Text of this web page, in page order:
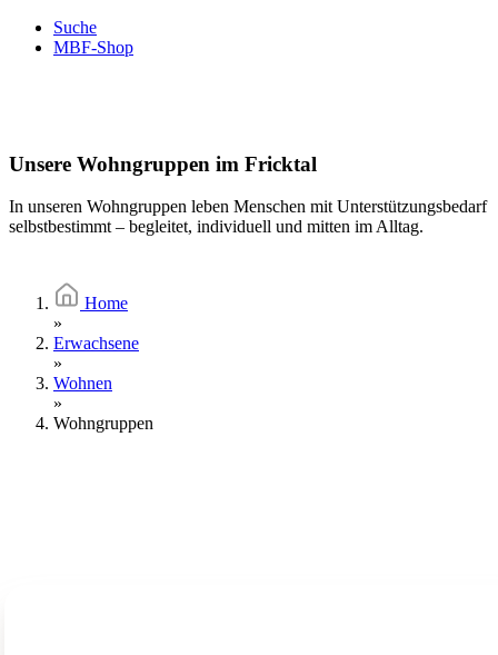
Suche
MBF-Shop
Unsere Wohngruppen im Fricktal
In unseren Wohngruppen leben Menschen mit Unterstützungsbedarf
selbstbestimmt – begleitet, individuell und mitten im Alltag.
Home
»
Erwachsene
»
Wohnen
»
Wohngruppen